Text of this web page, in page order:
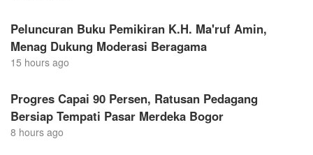
Peluncuran Buku Pemikiran K.H. Ma'ruf Amin,
Menag Dukung Moderasi Beragama
15 hours ago
Progres Capai 90 Persen, Ratusan Pedagang
Bersiap Tempati Pasar Merdeka Bogor
8 hours ago